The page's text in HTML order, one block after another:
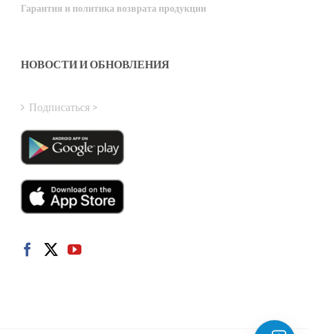
Гарантия и политика возврата продукции
НОВОСТИ И ОБНОВЛЕНИЯ
Подписаться >